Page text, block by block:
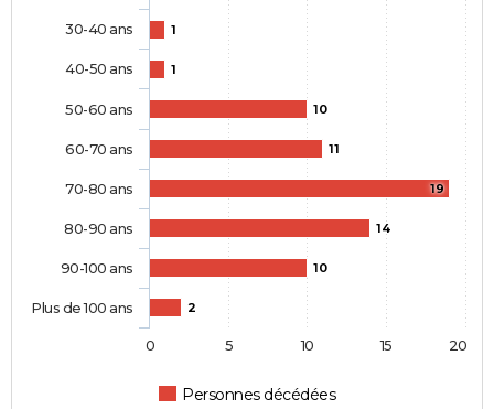
1
1
10
11
19
14
10
2
Personnes décédées
30-40 ans
40-50 ans
50-60 ans
60-70 ans
70-80 ans
80-90 ans
90-100 ans
Plus de 100 ans
0 5 10 15 20